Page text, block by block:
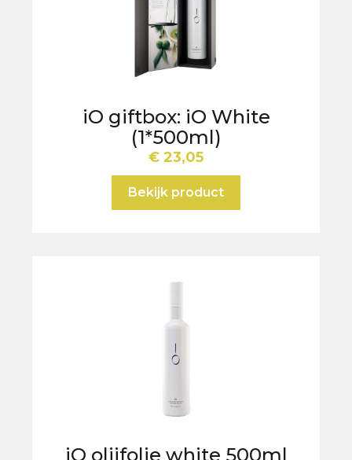
iO giftbox: iO White
(1*500ml)
€ 23,05
Bekijk product
iO olijfolie white 500ml